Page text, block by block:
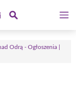
Odrą - Ogłoszenia |